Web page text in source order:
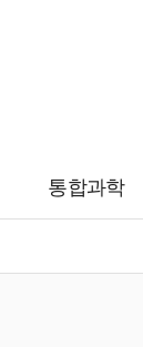
통합과학